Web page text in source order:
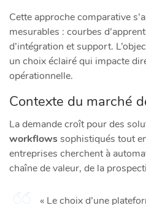
Cette approche comparative
mesurables : courbes
d’intégration et support.
un choix éclairé qui impacte
opérationnelle.
Contexte du marché
La demande croît pour des
workflowssophistiqués tout
entreprises cherchent à
chaîne de valeur, de la
« Le choix d’une